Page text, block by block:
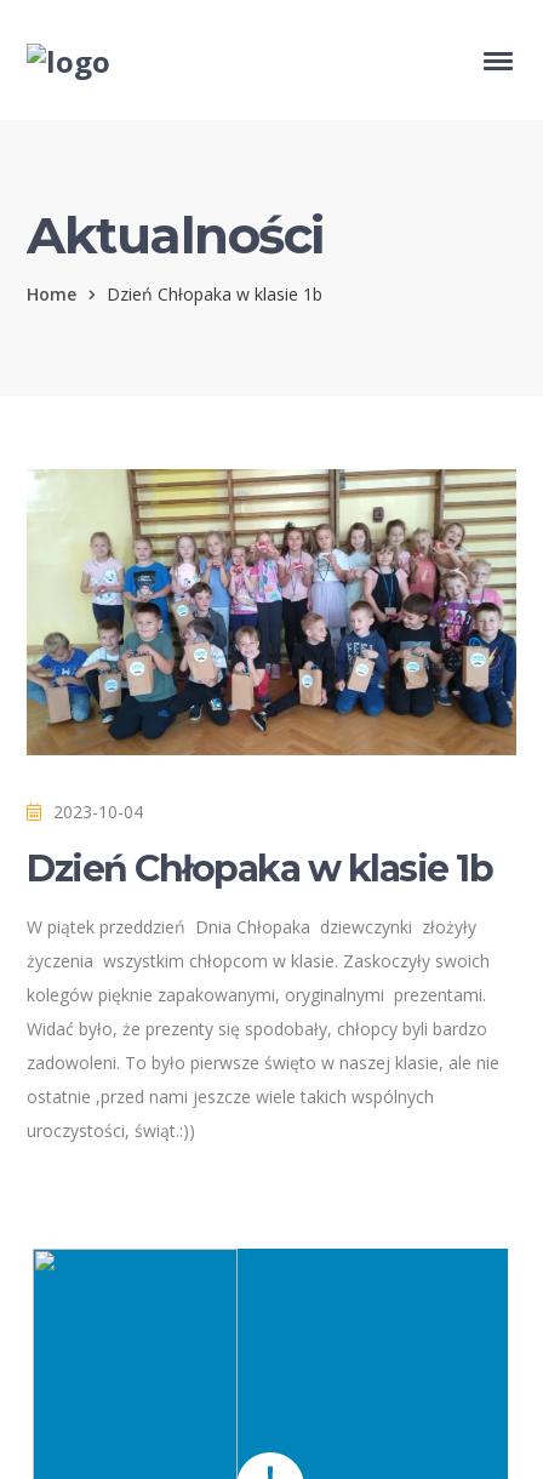
Aktualności
Home Dzień Chłopaka w klasie 1b
2023-10-04
Dzień Chłopaka w klasie 1b
W piątek przeddzień Dnia Chłopaka dziewczynki złożyły
życzenia wszystkim chłopcom w klasie. Zaskoczyły swoich
kolegów pięknie zapakowanymi, oryginalnymi prezentami.
Widać było, że prezenty się spodobały, chłopcy byli bardzo
zadowoleni. To było pierwsze święto w naszej klasie, ale nie
ostatnie ,przed nami jeszcze wiele takich wspólnych
uroczystości, świąt.:))